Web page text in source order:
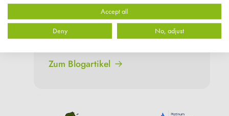
27001-zertifiziert und SOC 2-geprüft.
Das sollte reichen, oder?" Die kurze
Antwort: Nein. Warum das so ist und
Zum Blogartikel
Accept all
Deny No, adjust